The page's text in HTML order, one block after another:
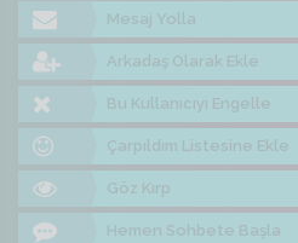
Mesaj Yolla
Arkadaş Olarak Ekle
Bu Kullanıcıyı Engelle
Çarpıldım Listesine Ekle
Göz Kırp
Hemen Sohbete Başla